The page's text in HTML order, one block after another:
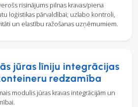
risinājums pilnas kravas/piena
loģistikas pārvaldībai; uzlabo kontroli,
un elastību ražošanas uzņēmumiem.
jūras līniju integrācijas
redzamība
modulis jūras kravas integrācijām un